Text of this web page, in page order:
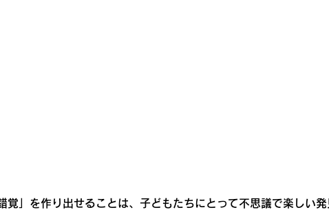
覚」を作り出せることは、子どもたちにとって不思議で楽しい発